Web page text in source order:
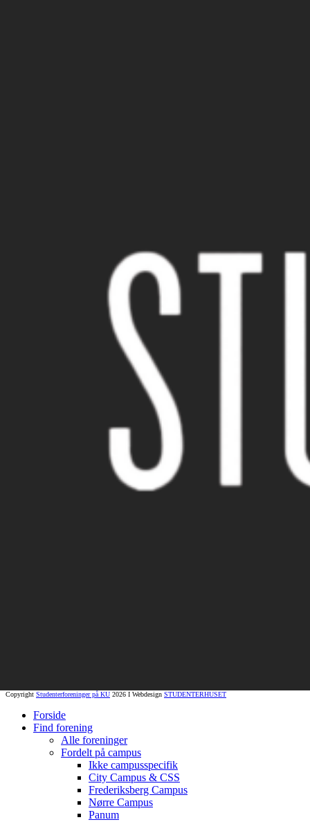
Copyright Studenterforeninger på KU 2026 I Webdesign STUDENTERHUSET
Forside
Find forening
Alle foreninger
Fordelt på campus
Ikke campusspecifik
City Campus & CSS
Frederiksberg Campus
Nørre Campus
Panum